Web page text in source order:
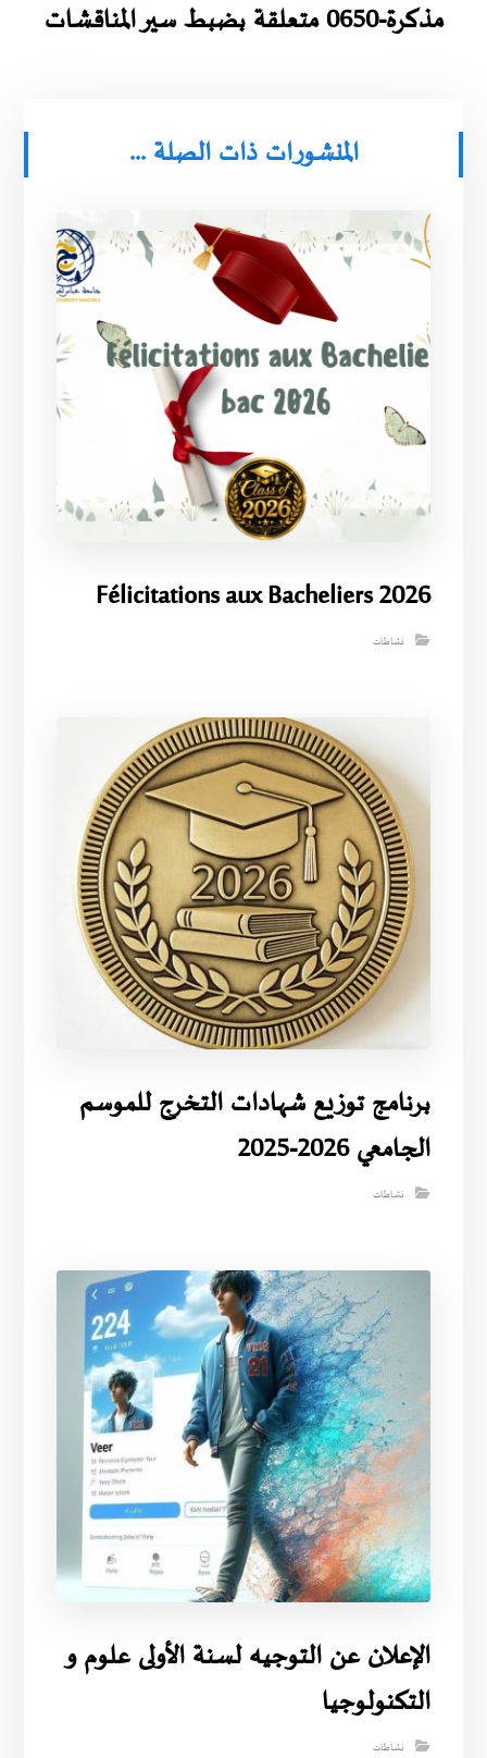
مذكرة-0650 متعلقة بضبط سير المناقشات
المنشورات ذات الصلة ...
Félicitations aux Bacheliers 2026
نشاطات
برنامج توزيع شهادات التخرج للموسم
الجامعي 2026-2025
نشاطات
الإعلان عن التوجيه لسنة الأولى علوم و
التكنولوجيا
نشاطات